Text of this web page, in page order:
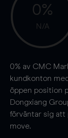
0%
N/A
0% av CMC
kundkonton
öppen position
Dongxiang
förväntar sig att
move.